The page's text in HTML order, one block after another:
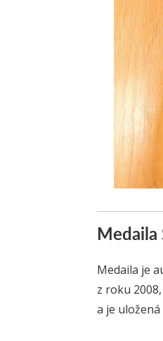
Medaila
Medaila je
z roku
a je